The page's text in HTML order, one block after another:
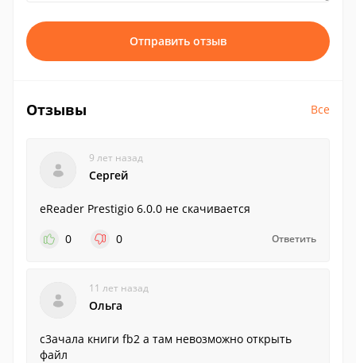
Отправить отзыв
Отзывы Все
9 лет назад
Сергей
eReader Prestigio 6.0.0 не скачивается
0
0 Ответить
11 лет назад
Ольга
с3ачала книги fb2 a там невозможно открыть
файл